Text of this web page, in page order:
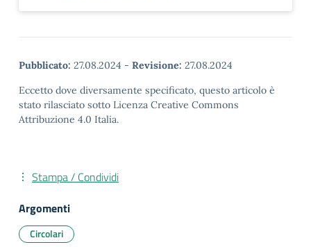
Pubblicato: 27.08.2024 - Revisione: 27.08.2024
Eccetto dove diversamente specificato, questo articolo è
stato rilasciato sotto Licenza Creative Commons
Attribuzione 4.0 Italia.
Stampa / Condividi
Argomenti
Circolari